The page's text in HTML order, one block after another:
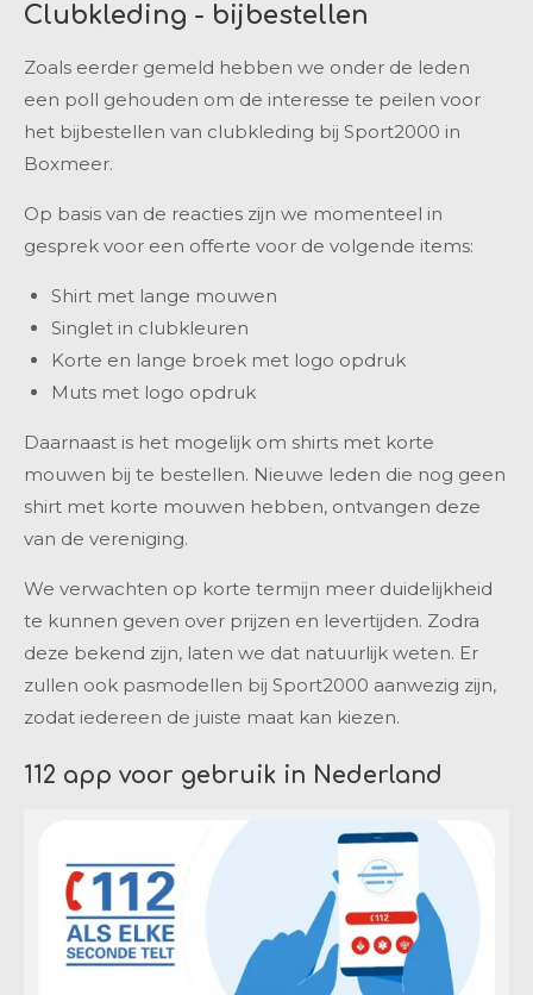
Clubkleding - bijbestellen
Zoals eerder gemeld hebben we onder de leden
een poll gehouden om de interesse te peilen voor
het bijbestellen van clubkleding bij Sport2000 in
Boxmeer.
Op basis van de reacties zijn we momenteel in
gesprek voor een offerte voor de volgende items:
Shirt met lange mouwen
Singlet in clubkleuren
Korte en lange broek met logo opdruk
Muts met logo opdruk
Daarnaast is het mogelijk om shirts met korte
mouwen bij te bestellen. Nieuwe leden die nog geen
shirt met korte mouwen hebben, ontvangen deze
van de vereniging.
We verwachten op korte termijn meer duidelijkheid
te kunnen geven over prijzen en levertijden. Zodra
deze bekend zijn, laten we dat natuurlijk weten. Er
zullen ook pasmodellen bij Sport2000 aanwezig zijn,
zodat iedereen de juiste maat kan kiezen.
112 app voor gebruik in Nederland